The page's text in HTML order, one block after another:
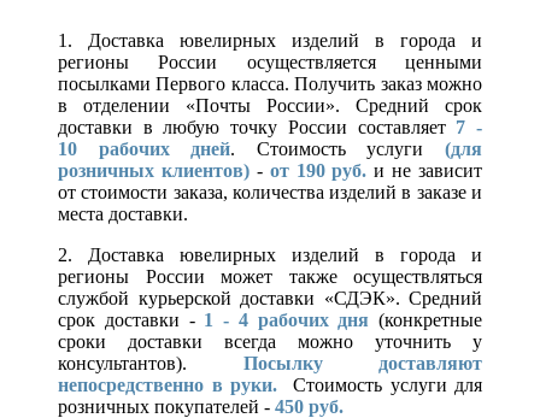
1. Доставка ювелирных изделий в города и
регионы России осуществляется ценными
посылками Первого класса. Получить заказ можно
в отделении «Почты России». Средний срок
доставки в любую точку России составляет 7 -
10 рабочих дней. Стоимость услуги(для
розничных клиентов)- от 190 руб. и не зависит
от стоимости заказа, количества изделий в заказе и
места доставки.
2. Доставка ювелирных изделий в города и
регионы России может также осуществляться
службой курьерской доставки «СДЭК». Средний
срок доставки - 1 - 4 рабочих дня (конкретные
сроки доставки всегда можно уточнить у
консультантов). Посылку доставляют
непосредственно в руки.
Стоимость услуги для
розничных покупателей - 450 руб.